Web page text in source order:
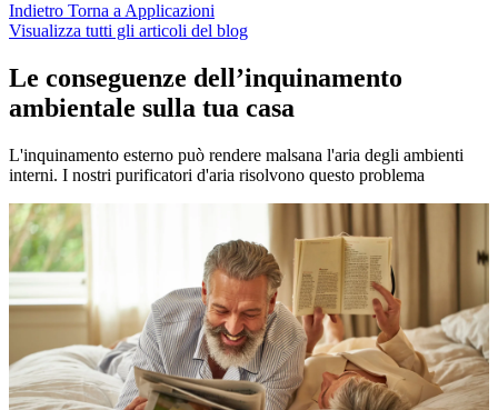
Indietro Torna a Applicazioni
Visualizza tutti gli articoli del blog
Le conseguenze dell’inquinamento
ambientale sulla tua casa
L'inquinamento esterno può rendere malsana l'aria degli ambienti
interni. I nostri purificatori d'aria risolvono questo problema